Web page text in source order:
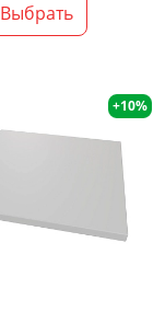
Выбрать
+10%